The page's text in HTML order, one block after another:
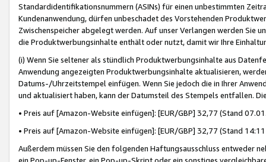
Standardidentifikationsnummern (ASINs) für einen unbestimmten
Kundenanwendung, dürfen unbeschadet des Vorstehenden
Zwischenspeicher abgelegt werden. Auf unser Verlangen werden Sie
die Produktwerbungsinhalte enthält oder nutzt, damit wir Ihre
(i) Wenn Sie seltener als stündlich Produktwerbungsinhalte aus
Anwendung angezeigten Produktwerbungsinhalte aktualisieren,
Datums-/Uhrzeitstempel einfügen. Wenn Sie jedoch die in Ihrer
und aktualisiert haben, kann der Datumsteil des Stempels entfallen.
• Preis auf [Amazon-Website einfügen]: [EUR/GBP] 32,77 (Stand
• Preis auf [Amazon-Website einfügen]: [EUR/GBP] 32,77 (Stand
Außerdem müssen Sie den folgenden Haftungsausschluss entweder
ein Pop-up-Fenster, ein Pop-up-Skript oder ein sonstiges